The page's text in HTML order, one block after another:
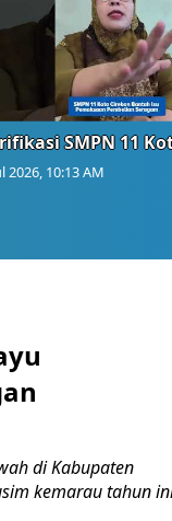
SMPN 11
2026, 10:13 AM
di Kabupaten
kemarau tahun